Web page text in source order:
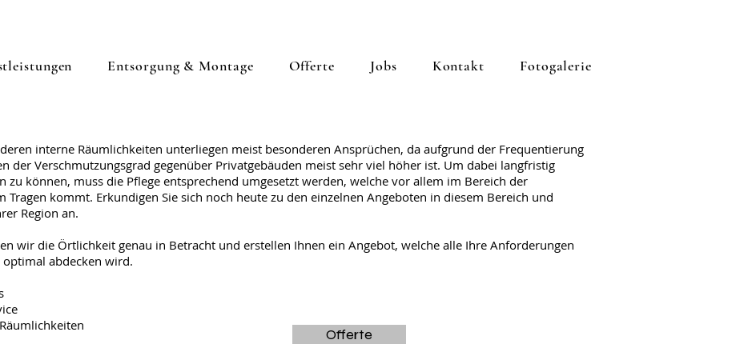
Entsorgung & Montage Offerte Jobs Kontakt Fotogalerie
interne Räumlichkeiten unterliegen meist besonderen Ansprüchen, da aufgrund der Frequentierung
der Verschmutzungsgrad gegenüber Privatgebäuden meist sehr viel höher ist. Um dabei langfristig
zu können, muss die Pflege entsprechend umgesetzt werden, welche vor allem im Bereich der
Tragen kommt. Erkundigen Sie sich noch heute zu den einzelnen Angeboten in diesem Bereich und
Region an.
wir die Örtlichkeit genau in Betracht und erstellen Ihnen ein Angebot, welche alle Ihre Anforderungen
abdecken wird.
Offerte